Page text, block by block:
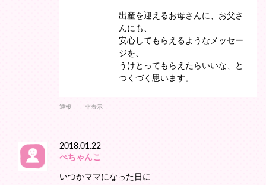
出産を迎えるお母さんに、お父さ
んにも、
安心してもらえるようなメッセー
ジを、
うけとってもらえたらいいな、と
つくづく思います。
通報 非表示
2018.01.22
ぺちゃんこ
いつかママになった日に